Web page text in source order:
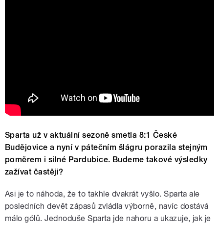
Sparta už v aktuální sezoně smetla 8:1 České
Budějovice a nyní v pátečním šlágru porazila stejným
poměrem i silné Pardubice. Budeme takové výsledky
zažívat častěji?
Asi je to náhoda, že to takhle dvakrát vyšlo. Sparta ale
posledních devět zápasů zvládla výborně, navíc dostává
málo gólů. Jednoduše Sparta jde nahoru a ukazuje, jak je